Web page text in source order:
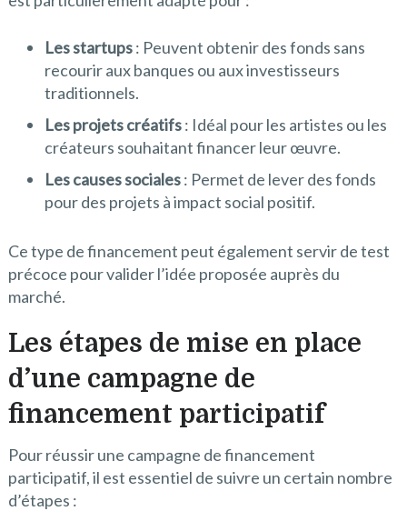
Les startups: Peuvent obtenir des fonds sans
recourir aux banques ou aux investisseurs
traditionnels.
Les projets créatifs: Idéal pour les artistes ou les
créateurs souhaitant financer leur œuvre.
Les causes sociales: Permet de lever des fonds
pour des projets à impact social positif.
Ce type de financement peut également servir de test
précoce pour valider l’idée proposée auprès du
marché.
Les étapes de mise en place
d’une campagne de
financement participatif
Pour réussir une campagne de financement
participatif, il est essentiel de suivre un certain nombre
d’étapes :